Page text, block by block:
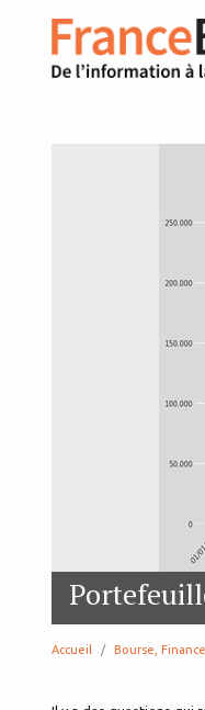
Accueil Bourse, Finance